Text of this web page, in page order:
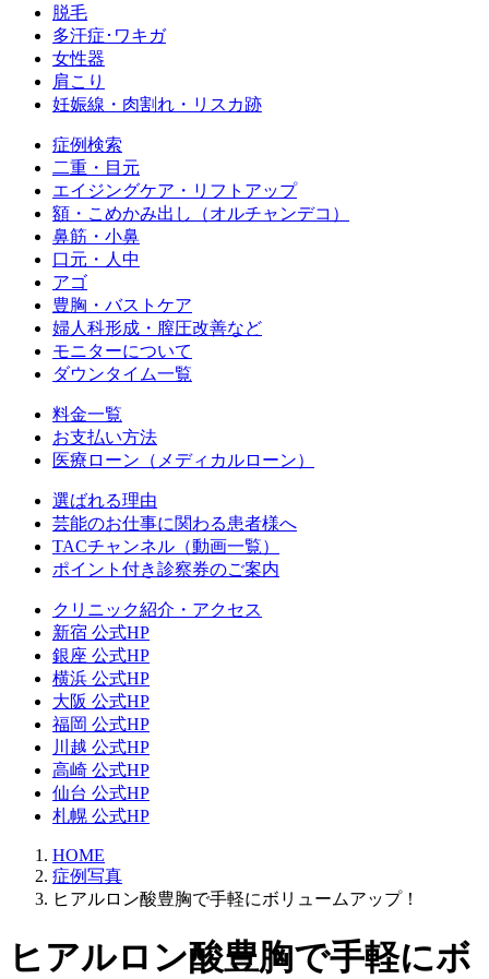
脱毛
多汗症･ワキガ
女性器
肩こり
妊娠線・肉割れ・リスカ跡
症例検索
二重・目元
エイジングケア・リフトアップ
額・こめかみ出し（オルチャンデコ）
鼻筋・小鼻
口元・人中
アゴ
豊胸・バストケア
婦人科形成・膣圧改善など
モニターについて
ダウンタイム一覧
料金一覧
お支払い方法
医療ローン（メディカルローン）
選ばれる理由
芸能のお仕事に関わる患者様へ
TACチャンネル（動画一覧）
ポイント付き診察券のご案内
クリニック紹介・アクセス
新宿 公式HP
銀座 公式HP
横浜 公式HP
大阪 公式HP
福岡 公式HP
川越 公式HP
高崎 公式HP
仙台 公式HP
札幌 公式HP
HOME
症例写真
ヒアルロン酸豊胸で手軽にボリュームアップ！
ヒアルロン酸豊胸で手軽にボ